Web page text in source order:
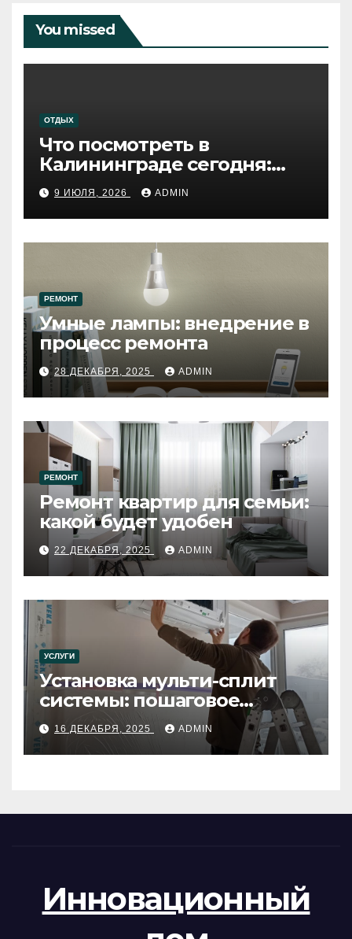
You missed
ОТДЫХ
Что посмотреть в
Калининграде сегодня:
путеводитель по самому
западному городу России
9 ИЮЛЯ, 2026 ADMIN
РЕМОНТ
Умные лампы: внедрение в
процесс ремонта
28 ДЕКАБРЯ, 2025 ADMIN
РЕМОНТ
Ремонт квартир для семьи:
какой будет удобен
22 ДЕКАБРЯ, 2025 ADMIN
УСЛУГИ
Установка мульти-сплит
системы: пошаговое
руководство
16 ДЕКАБРЯ, 2025 ADMIN
Инновационный